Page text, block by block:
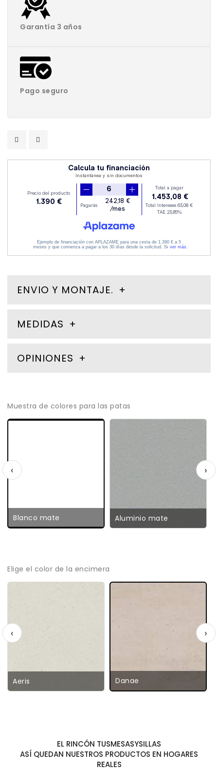
Garantía 3 años
Pago seguro
ENVIO Y MONTAJE.
MEDIDAS
OPINIONES
Muestra de colores para las patas
Blanco mate Aluminio mate
‹ ›
Elige el color de la encimera
Aeris Danae
‹ ›
EL RINCÓN TUSMESASYSILLAS
ASÍ QUEDAN NUESTROS PRODUCTOS EN HOGARES
REALES